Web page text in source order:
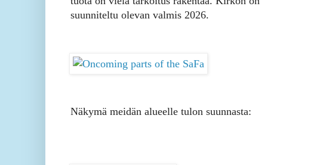
suunniteltu olevan valmis 2026.
Näkymä meidän alueelle tulon suunnasta: